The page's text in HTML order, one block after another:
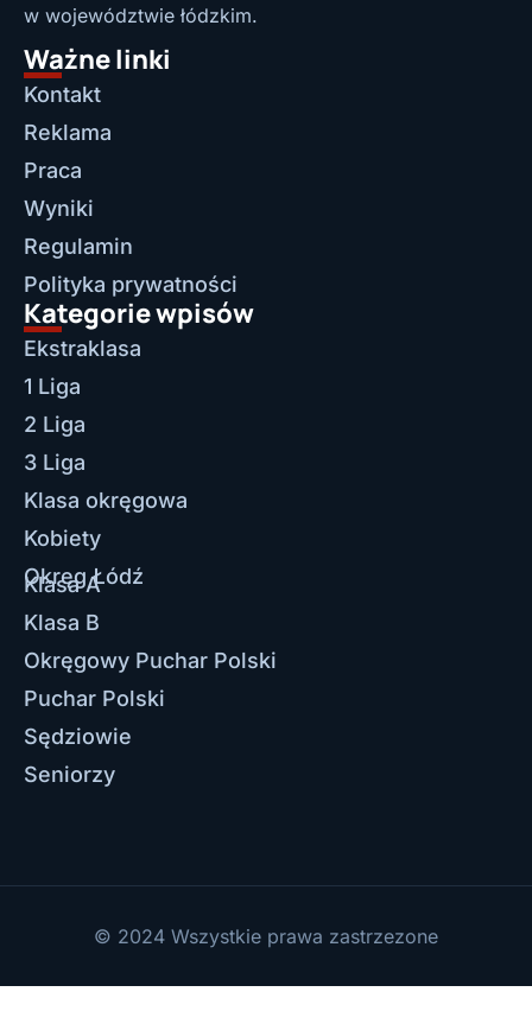
w województwie łódzkim.
Ważne linki
Kontakt
Reklama
Praca
Wyniki
Regulamin
Polityka prywatności
Kategorie wpisów
Ekstraklasa
1 Liga
2 Liga
3 Liga
Klasa okręgowa
Kobiety
Okręg Łódź
Klasa A
Klasa B
Okręgowy Puchar Polski
Puchar Polski
Sędziowie
Seniorzy
© 2024 Wszystkie prawa zastrzezone